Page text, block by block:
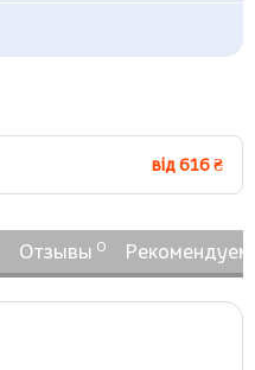
від 616 ₴
Отзывы 0